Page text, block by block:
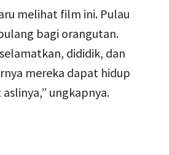
melihat film ini. Pulau
bagi orangutan.
dididik, dan
mereka dapat hidup
ungkapnya.